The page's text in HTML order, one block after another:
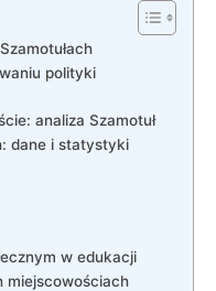
polityki
analiza Szamotuł
dane i statystyki
w edukacji
miejscowościach